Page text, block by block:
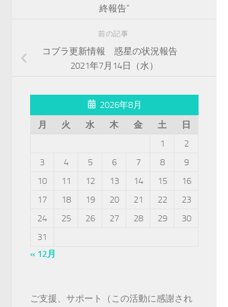
終報告”
前の記事
コブラ更新情報 惑星の状況報告
2021年7月14日（水）
2026年8月
月
火 水 木 金 土
日
1
2
3
4 5 6 7 8
9
10
11 12 13 14 15
16
17
18 19 20 21 22
23
24
25 26 27 28 29
30
31
« 12月
ご支援、サポート（この活動に感謝され